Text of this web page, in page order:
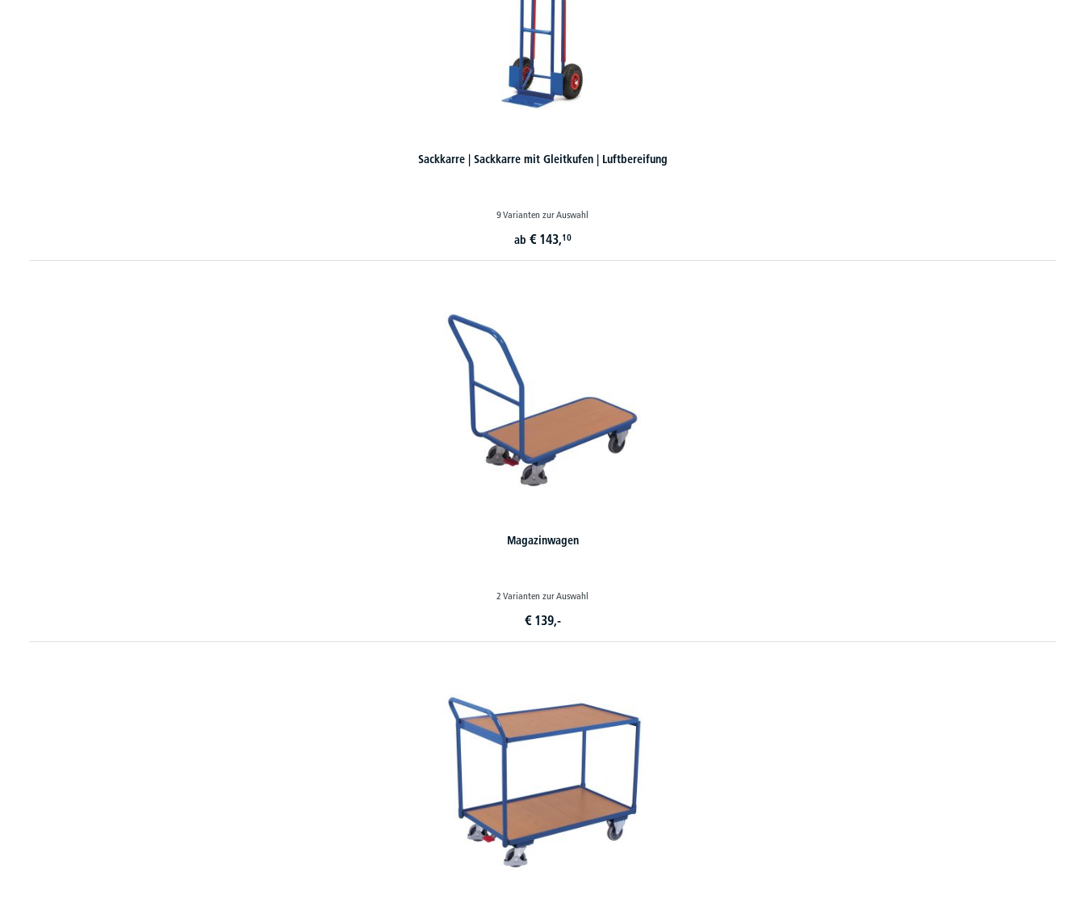
Sackkarre | Sackkarre mit Gleitkufen | Luftbereifung
9 Varianten zur Auswahl
ab € 143,10
Magazinwagen
2 Varianten zur Auswahl
€ 139,-